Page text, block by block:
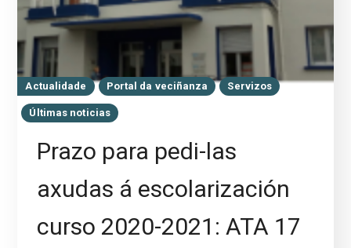
Actualidade Portal da veciñanza Servizos
Últimas noticias
Prazo para pedi-las
axudas á escolarización
curso 2020-2021: ATA 17